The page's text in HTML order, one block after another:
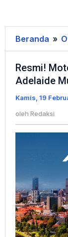
Beranda »
Resmi!
Adelaide
Kamis, 19
oleh Redaksi